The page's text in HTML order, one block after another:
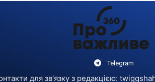
Telegram
для зв'язку з редакцією: